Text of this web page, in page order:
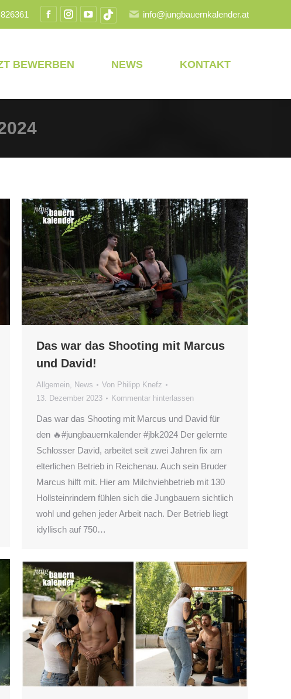
Facebook
in
Instagram
in
YouTubeTikTok
in
info@jungbauernkalender.at
BEWERBEN NEWS KONTAKT
Das war das Shooting mit Marcus
und David!
Allgemein, News Von Philipp Knefz
13. Dezember 2023
Kommentar hinterlassen
Das war das Shooting mit Marcus und David für
den 🔥#jungbauernkalender #jbk2024 Der gelernte
Schlosser David, arbeitet seit zwei Jahren fix am
elterlichen Betrieb in Reichenau. Auch sein Bruder
Marcus hilft mit. Hier am Milchviehbetrieb mit 130
Hollsteinrindern fühlen sich die Jungbauern sichtlich
wohl und gehen jeder Arbeit nach. Der Betrieb liegt
idyllisch auf 750…